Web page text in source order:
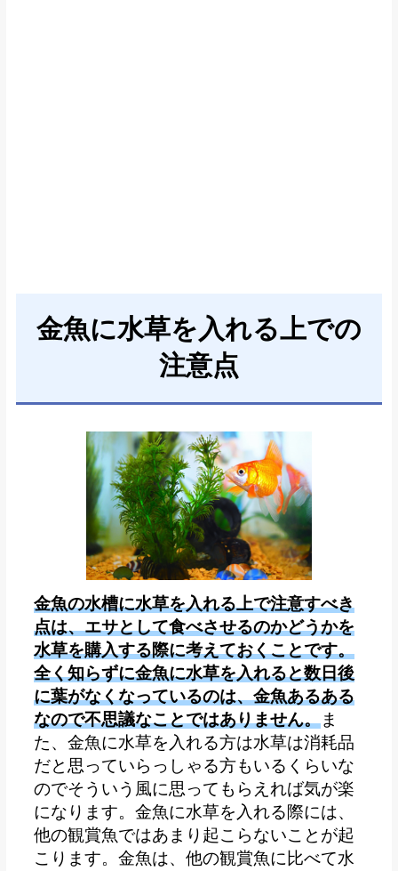
金魚に水草を入れる上での
注意点
金魚の水槽に水草を入れる上で注意すべき
点は、エサとして食べさせるのかどうかを
水草を購入する際に考えておくことです。
全く知らずに金魚に水草を入れると数日後
に葉がなくなっているのは、金魚あるある
なので不思議なことではありません。ま
た、金魚に水草を入れる方は水草は消耗品
だと思っていらっしゃる方もいるくらいな
のでそういう風に思ってもらえれば気が楽
になります。金魚に水草を入れる際には、
他の観賞魚ではあまり起こらないことが起
こります。金魚は、他の観賞魚に比べて水